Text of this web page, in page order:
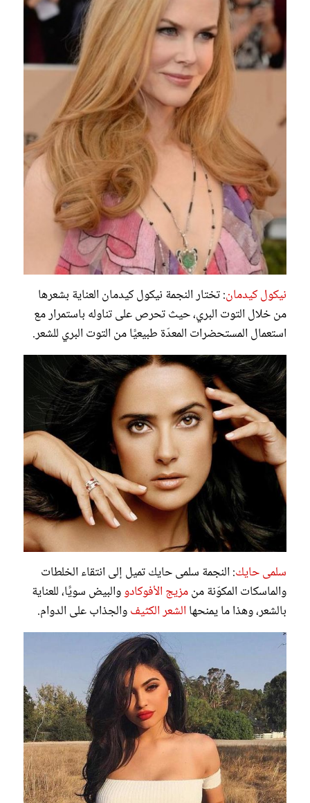
نيكول كيدمان: تختار النجمة نيكول كيدمان العناية بشعرها
من خلال التوت البري، حيث تحرص على تناوله باستمرار مع
استعمال المستحضرات المعدّة طبيعيًّا من التوت البري للشعر.
سلمى حايك: النجمة سلمى حايك تميل إلى انتقاء الخلطات
والماسكات المكوّنة منمزيج الأفوكادووالبيض سويًّا، للعناية
بالشعر، وهذا ما يمنحها الشعر الكثيفوالجذاب على الدوام.